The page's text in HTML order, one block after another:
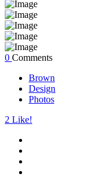
0 Comments
Brown
Design
Photos
2 Like!